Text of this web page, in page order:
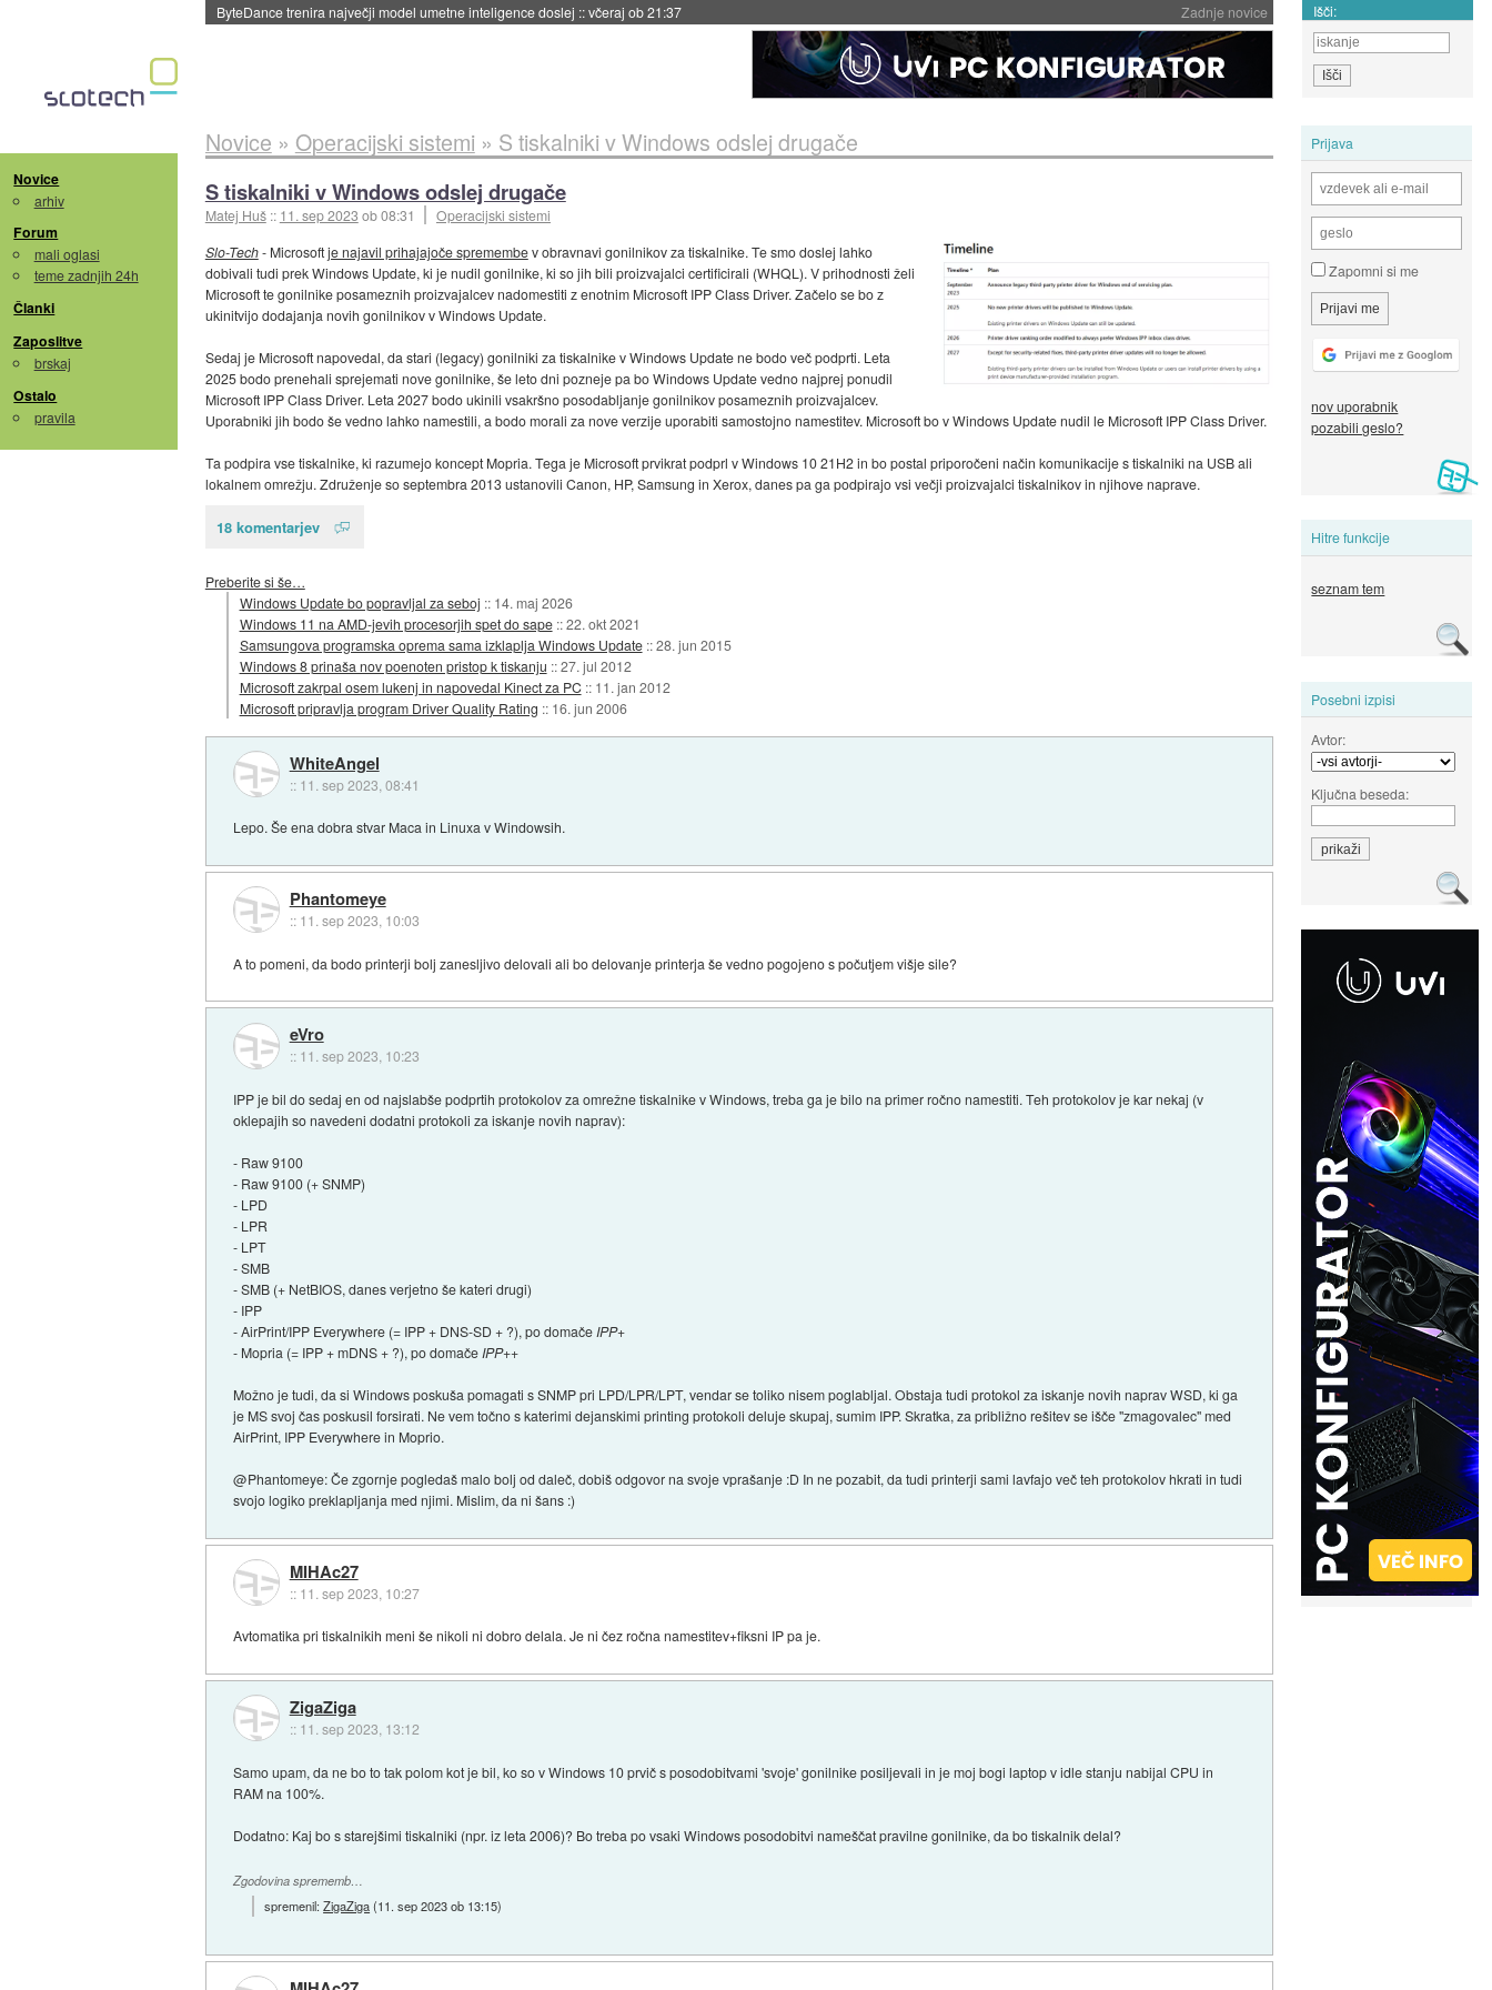
Zadnje novice
Spletne strani začele streči oglase za agente umetne inteligence::včeraj ob 21:23 Išči:
Novice
arhiv
Forum
mali oglasi
teme zadnjih 24h
Članki
Zaposlitve
brskaj
Ostalo
pravila
Prijava
Zapomni si me
nov uporabnik
pozabili geslo?
Hitre funkcije
seznam tem
Posebni izpisi
Avtor:
Ključna beseda:
Novice » Operacijski sistemi » S tiskalniki v Windows odslej drugače
S tiskalniki v Windows odslej drugače
Matej Huš :: 11. sep 2023 ob 08:31
Operacijski sistemi
Slo-Tech- Microsoftje najavil prihajajoče spremembev obravnavi gonilnikov za tiskalnike. Te smo doslej lahko
dobivali tudi prek Windows Update, ki je nudil gonilnike, ki so jih bili proizvajalci certificirali (WHQL). V prihodnosti želi
Microsoft te gonilnike posameznih proizvajalcev nadomestiti z enotnim Microsoft IPP Class Driver. Začelo se bo z
ukinitvijo dodajanja novih gonilnikov v Windows Update.
Sedaj je Microsoft napovedal, da stari (legacy) gonilniki za tiskalnike v Windows Update ne bodo več podprti. Leta
2025 bodo prenehali sprejemati nove gonilnike, še leto dni pozneje pa bo Windows Update vedno najprej ponudil
Microsoft IPP Class Driver. Leta 2027 bodo ukinili vsakršno posodabljanje gonilnikov posameznih proizvajalcev.
Uporabniki jih bodo še vedno lahko namestili, a bodo morali za nove verzije uporabiti samostojno namestitev. Microsoft bo v Windows Update nudil le Microsoft IPP Class Driver.
Ta podpira vse tiskalnike, ki razumejo koncept Mopria. Tega je Microsoft prvikrat podprl v Windows 10 21H2 in bo postal priporočeni način komunikacije s tiskalniki na USB ali
lokalnem omrežju. Združenje so septembra 2013 ustanovili Canon, HP, Samsung in Xerox, danes pa ga podpirajo vsi večji proizvajalci tiskalnikov in njihove naprave.
18 komentarjev
Preberite si še…
Windows Update bo popravljal za seboj :: 14. maj 2026
Windows 11 na AMD-jevih procesorjih spet do sape ::22. okt 2021
Samsungova programska oprema sama izklaplja Windows Update ::28. jun 2015
Windows 8 prinaša nov poenoten pristop k tiskanju ::27. jul 2012
Microsoft zakrpal osem lukenj in napovedal Kinect za PC :: 11. jan 2012
Microsoft pripravlja program Driver Quality Rating :: 16. jun 2006
WhiteAngel
:: 11. sep 2023, 08:41
Lepo. Še ena dobra stvar Maca in Linuxa v Windowsih.
Phantomeye
:: 11. sep 2023, 10:03
A to pomeni, da bodo printerji bolj zanesljivo delovali ali bo delovanje printerja še vedno pogojeno s počutjem višje sile?
eVro
:: 11. sep 2023, 10:23
IPP je bil do sedaj en od najslabše podprtih protokolov za omrežne tiskalnike v Windows, treba ga je bilo na primer ročno namestiti. Teh protokolov je kar nekaj (v
oklepajih so navedeni dodatni protokoli za iskanje novih naprav):
- Raw 9100
- Raw 9100 (+ SNMP)
- LPD
- LPR
- LPT
- SMB
- SMB (+ NetBIOS, danes verjetno še kateri drugi)
- IPP
- AirPrint/IPP Everywhere (= IPP + DNS-SD + ?), po domače IPP+
- Mopria (= IPP + mDNS + ?), po domače IPP++
Možno je tudi, da si Windows poskuša pomagati s SNMP pri LPD/LPR/LPT, vendar se toliko nisem poglabljal. Obstaja tudi protokol za iskanje novih naprav WSD, ki ga
je MS svoj čas poskusil forsirati. Ne vem točno s katerimi dejanskimi printing protokoli deluje skupaj, sumim IPP. Skratka, za približno rešitev se išče "zmagovalec" med
AirPrint, IPP Everywhere in Moprio.
@Phantomeye: Če zgornje pogledaš malo bolj od daleč, dobiš odgovor na svoje vprašanje :D In ne pozabit, da tudi printerji sami lavfajo več teh protokolov hkrati in tudi
svojo logiko preklapljanja med njimi. Mislim, da ni šans :)
MIHAc27
:: 11. sep 2023, 10:27
Avtomatika pri tiskalnikih meni še nikoli ni dobro delala. Je ni čez ročna namestitev+fiksni IP pa je.
ZigaZiga
:: 11. sep 2023, 13:12
Samo upam, da ne bo to tak polom kot je bil, ko so v Windows 10 prvič s posodobitvami 'svoje' gonilnike posiljevali in je moj bogi laptop v idle stanju nabijal CPU in
RAM na 100%.
Dodatno: Kaj bo s starejšimi tiskalniki (npr. iz leta 2006)? Bo treba po vsaki Windows posodobitvi nameščat pravilne gonilnike, da bo tiskalnik delal?
Zgodovina sprememb…
spremenil:ZigaZiga(11. sep 2023 ob 13:15)